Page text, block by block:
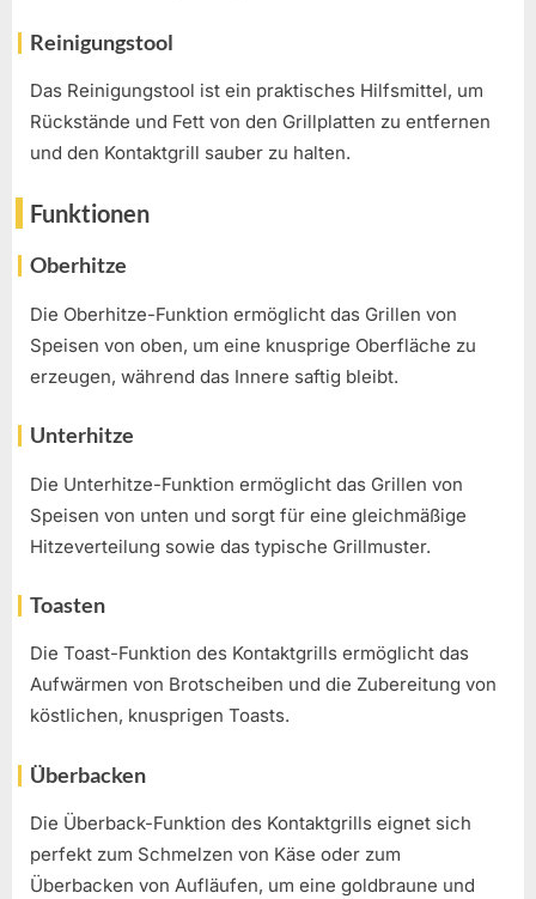
Reinigungstool
Das Reinigungstool ist ein praktisches Hilfsmittel, um
Rückstände und Fett von den Grillplatten zu entfernen
und den Kontaktgrill sauber zu halten.
Funktionen
Oberhitze
Die Oberhitze-Funktion ermöglicht das Grillen von
Speisen von oben, um eine knusprige Oberfläche zu
erzeugen, während das Innere saftig bleibt.
Unterhitze
Die Unterhitze-Funktion ermöglicht das Grillen von
Speisen von unten und sorgt für eine gleichmäßige
Hitzeverteilung sowie das typische Grillmuster.
Toasten
Die Toast-Funktion des Kontaktgrills ermöglicht das
Aufwärmen von Brotscheiben und die Zubereitung von
köstlichen, knusprigen Toasts.
Überbacken
Die Überback-Funktion des Kontaktgrills eignet sich
perfekt zum Schmelzen von Käse oder zum
Überbacken von Aufläufen, um eine goldbraune und